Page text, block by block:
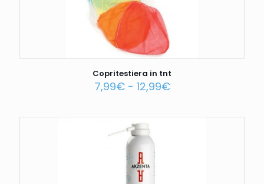
Copritestiera in tnt
7,99€ - 12,99€